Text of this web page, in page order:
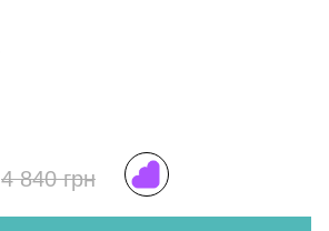
4 840 грн